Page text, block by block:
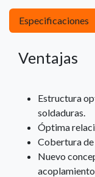
Especificaciones
Ventajas
Estructura
soldaduras.
Óptima
Cobertura de
Nuevo